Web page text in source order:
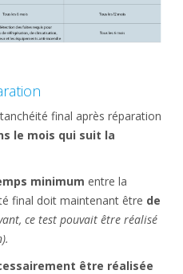
final après réparation
le mois qui suit la
minimum entre la
final doit maintenant être de
ce test pouvait être réalisé
être réalisée